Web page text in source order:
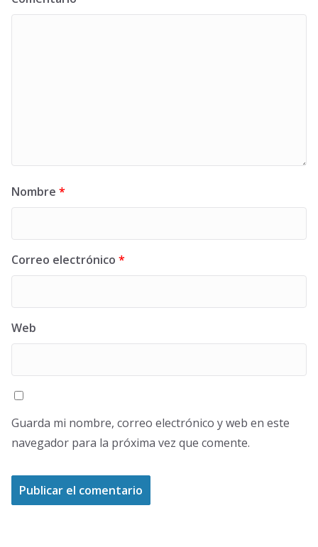
Nombre *
Correo electrónico *
Web
Guarda mi nombre, correo electrónico y web en este
navegador para la próxima vez que comente.